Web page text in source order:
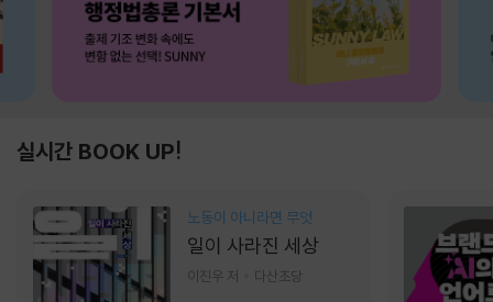
실시간 BOOK UP!
노동이 아니라면 무엇
일이 사라진 세상
이진우 저 다산초당